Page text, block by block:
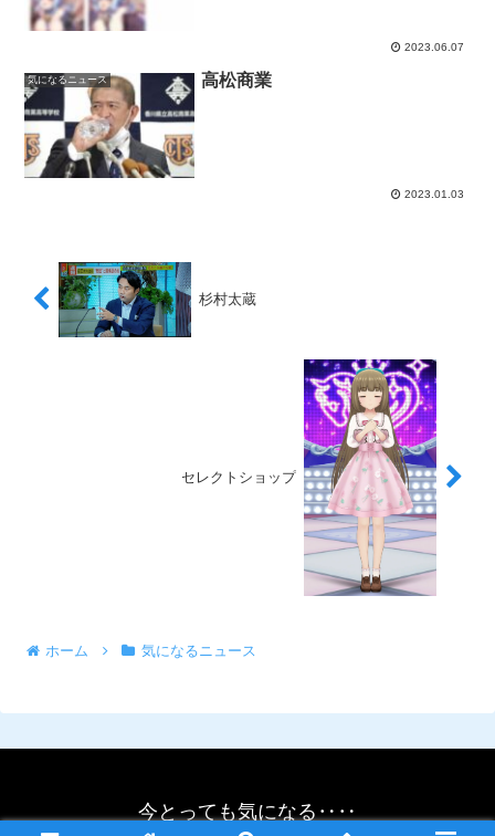
2023.06.07
気になるニュース 高松商業
2023.01.03
杉村太蔵
セレクトショップ
ホーム 気になるニュース
今とっても気になる‥‥